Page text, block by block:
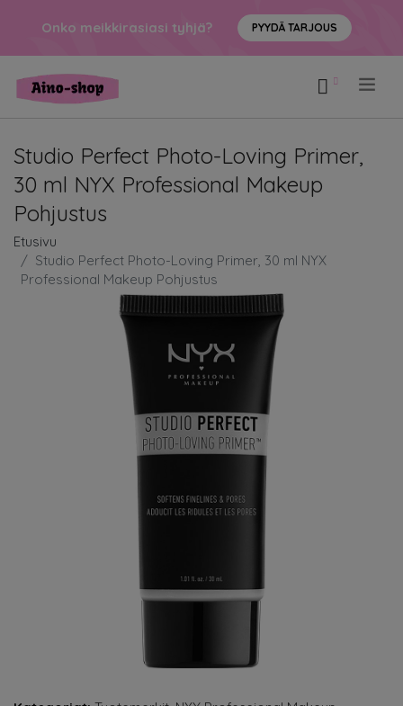
Onko meikkirasiasi tyhjä? PYYDÄ TARJOUS
Studio Perfect Photo-Loving Primer,
30 ml NYX Professional Makeup
Pohjustus
Etusivu
Studio Perfect Photo-Loving Primer, 30 ml NYX
Professional Makeup Pohjustus